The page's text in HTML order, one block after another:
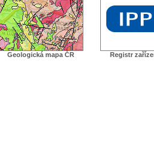
Geologická mapa ČR Registr